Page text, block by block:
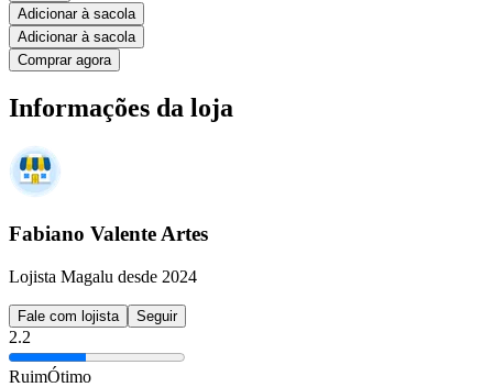
Adicionar à sacola
Adicionar à sacola
Comprar agora
Informações da loja
Fabiano Valente Artes
Lojista Magalu desde 2024
Fale com lojista Seguir
2.2
RuimÓtimo